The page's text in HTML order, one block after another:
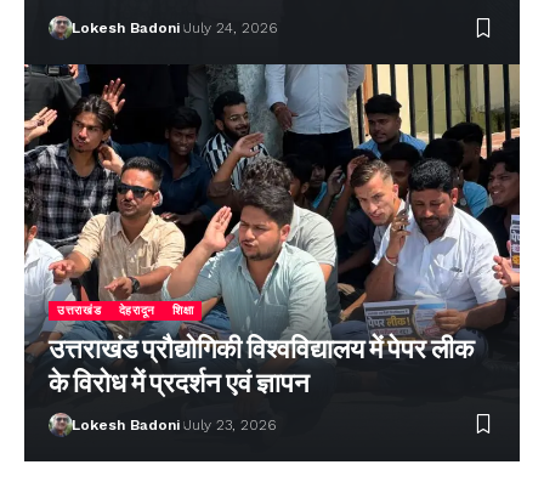
Lokesh Badoni July 24, 2026
उत्तराखंड देहरादून शिक्षा
उत्तराखंड प्रौद्योगिकी विश्वविद्यालय में पेपर लीक
के विरोध में प्रदर्शन एवं ज्ञापन
Lokesh Badoni July 23, 2026